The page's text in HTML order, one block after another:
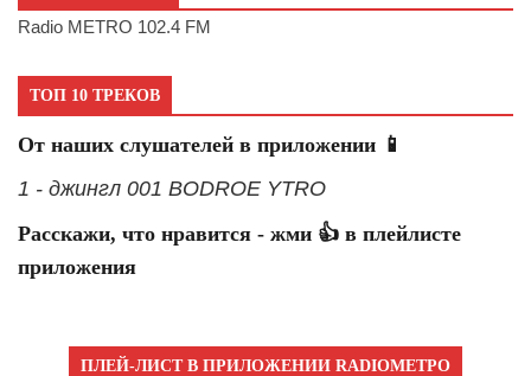
Radio METRO 102.4 FM
ТОП 10 ТРЕКОВ
От наших слушателей в приложении 📱
1 - джингл 001 BODROE YTRO
Расскажи, что нравится - жми 👍 в плейлисте
приложения
ПЛЕЙ-ЛИСТ В ПРИЛОЖЕНИИ RADIOМЕТРО